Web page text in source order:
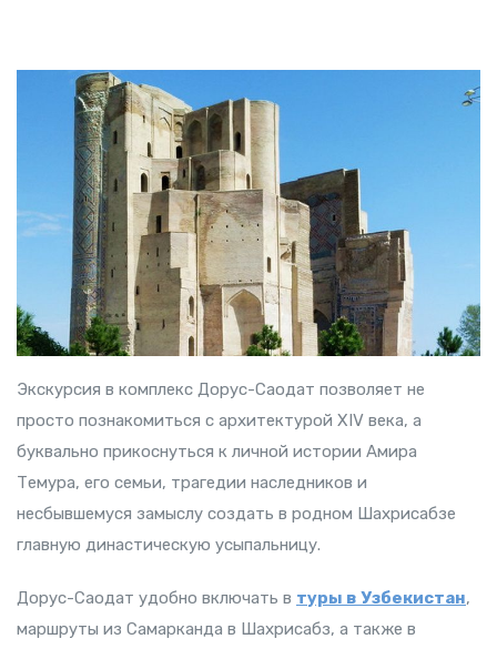
Экскурсия в комплекс Дорус-Саодат позволяет не
просто познакомиться с архитектурой XIV века, а
буквально прикоснуться к личной истории Амира
Темура, его семьи, трагедии наследников и
несбывшемуся замыслу создать в родном Шахрисабзе
главную династическую усыпальницу.
Дорус-Саодат удобно включать в туры в Узбекистан,
маршруты из Самарканда в Шахрисабз, а также в